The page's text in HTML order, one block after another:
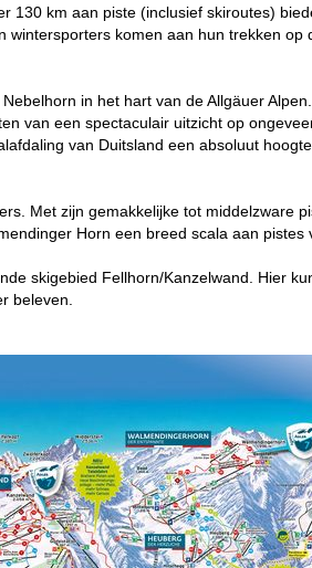
130 km aan piste (inclusief skiroutes)
komen aan hun trekken
in het hart van de Allgäuer
van een spectaculair uitzicht op
van Duitsland een absoluut
Met zijn gemakkelijke tot middelzware
Horn een breed scala aan pistes
skigebied Fellhorn/Kanzelwand. Hier
beleven.